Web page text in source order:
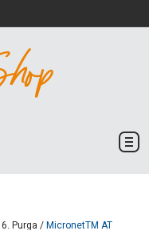
6. Purga /MicronetTM AT